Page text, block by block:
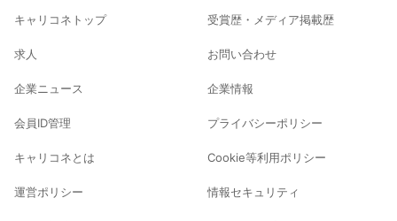
キャリコネトップ
求人
企業ニュース
会員ID管理
キャリコネとは
運営ポリシー
受賞歴・メディア掲載歴
お問い合わせ
企業情報
プライバシーポリシー
Cookie等利用ポリシー
情報セキュリティ